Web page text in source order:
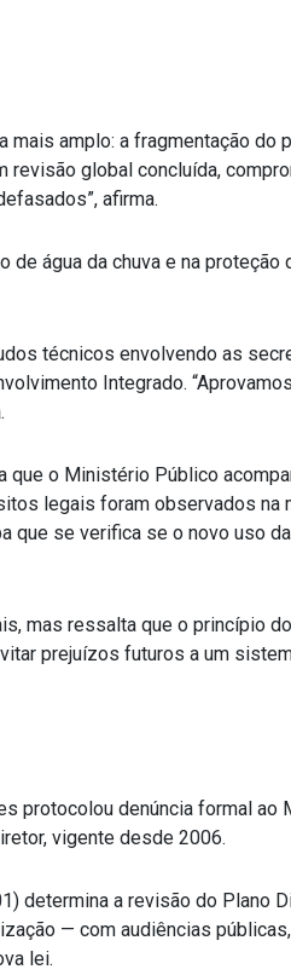
mais amplo: a fragmentação do
revisão global concluída,
afirma.
água da chuva e na proteção
técnicos envolvendo as
Integrado.
que o Ministério Público
legais foram observados na
que se verifica se o novo uso
mas ressalta que o princípio
prejuízos futuros a um
protocolou denúncia formal ao
vigente desde 2006.
determina a revisão do Plano
— com audiências
lei.